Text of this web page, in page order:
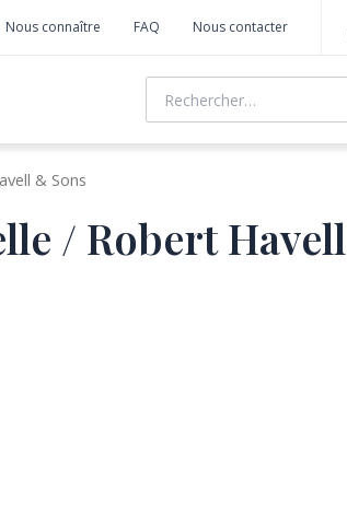
Nous connaître FAQ Nous contacter
& Sons
/ Robert